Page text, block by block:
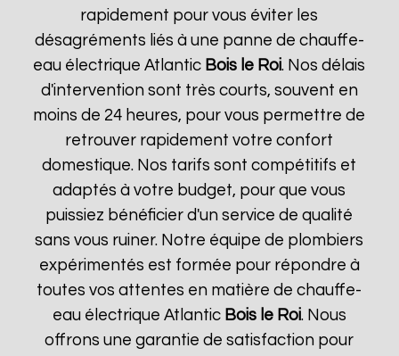
rapidement pour vous éviter les
désagréments liés à une panne de chauffe-
eau électrique Atlantic Bois le Roi. Nos délais
d'intervention sont très courts, souvent en
moins de 24 heures, pour vous permettre de
retrouver rapidement votre confort
domestique. Nos tarifs sont compétitifs et
adaptés à votre budget, pour que vous
puissiez bénéficier d'un service de qualité
sans vous ruiner. Notre équipe de plombiers
expérimentés est formée pour répondre à
toutes vos attentes en matière de chauffe-
eau électrique Atlantic Bois le Roi. Nous
offrons une garantie de satisfaction pour